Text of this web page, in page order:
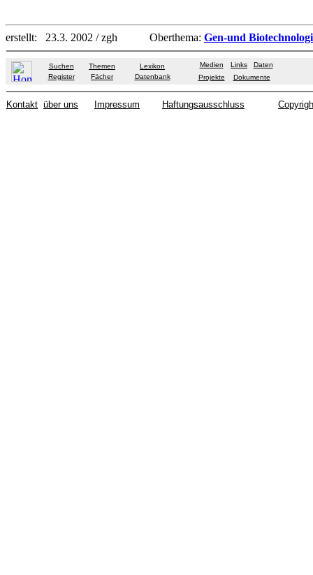
erstellt: 23.3. 2002 / zgh Oberthema: Gen-und
Suchen Themen
Lexikon
Register
Fächer Datenbank
Medien Links
Daten
Projekte
Dokumente
Kontakt über uns Impressum Haftungsausschluss